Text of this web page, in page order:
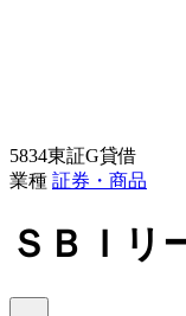
5834東証G貸借
業種 証券・商品
ＳＢＩリ